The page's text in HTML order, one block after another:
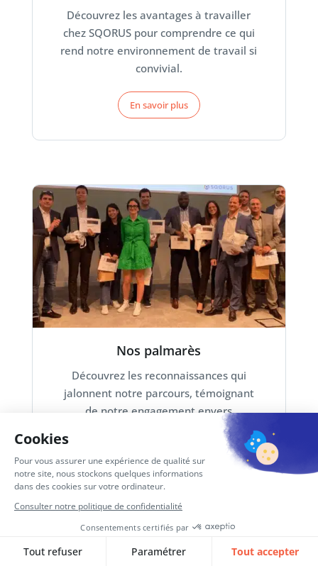
Découvrez les avantages à travailler
chez SQORUS pour comprendre ce qui
rend notre environnement de travail si
convivial.
En savoir plus
Nos palmarès
Découvrez les reconnaissances qui
jalonnent notre parcours, témoignant
de notre engagement envers
l'innovation, l'inclusion & la
En savoir plus